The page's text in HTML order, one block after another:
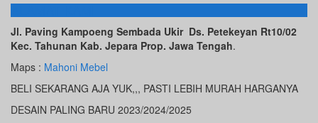
Jl. Paving Kampoeng Sembada Ukir Ds. Petekeyan Rt10/02
Kec. Tahunan Kab. Jepara Prop. Jawa Tengah.
Maps : Mahoni Mebel
BELI SEKARANG AJA YUK,,, PASTI LEBIH MURAH HARGANYA
DESAIN PALING BARU 2023/2024/2025